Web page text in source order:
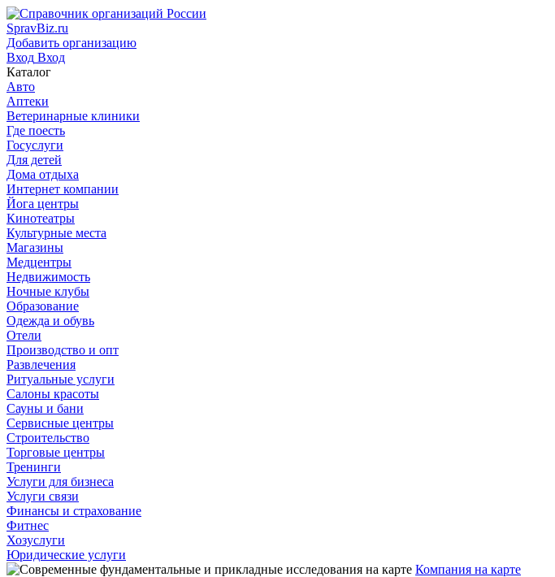
SpravBiz.ru
Добавить организацию
Вход Вход
Каталог
Авто
Аптеки
Ветеринарные клиники
Где поесть
Госуслуги
Для детей
Дома отдыха
Интернет компании
Йога центры
Кинотеатры
Культурные места
Магазины
Медцентры
Недвижимость
Ночные клубы
Образование
Одежда и обувь
Отели
Производство и опт
Развлечения
Ритуальные услуги
Салоны красоты
Сауны и бани
Сервисные центры
Строительство
Торговые центры
Тренинги
Услуги для бизнеса
Услуги связи
Финансы и страхование
Фитнес
Хозуслуги
Юридические услуги
Компания на карте